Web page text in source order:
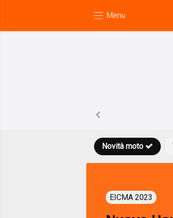
Novità moto
EICMA 2023